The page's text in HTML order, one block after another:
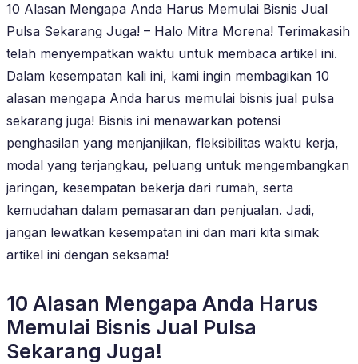
10 Alasan Mengapa Anda Harus Memulai Bisnis Jual
Pulsa Sekarang Juga! – Halo Mitra Morena! Terimakasih
telah menyempatkan waktu untuk membaca artikel ini.
Dalam kesempatan kali ini, kami ingin membagikan 10
alasan mengapa Anda harus memulai bisnis jual pulsa
sekarang juga! Bisnis ini menawarkan potensi
penghasilan yang menjanjikan, fleksibilitas waktu kerja,
modal yang terjangkau, peluang untuk mengembangkan
jaringan, kesempatan bekerja dari rumah, serta
kemudahan dalam pemasaran dan penjualan. Jadi,
jangan lewatkan kesempatan ini dan mari kita simak
artikel ini dengan seksama!
10 Alasan Mengapa Anda Harus
Memulai Bisnis Jual Pulsa
Sekarang Juga!